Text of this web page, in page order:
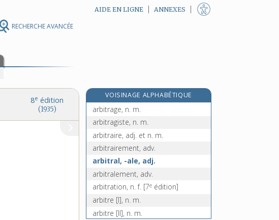
RECHERCHE AVANCÉE
AIDE EN LIGNE ANNEXES
8e édition
(1935)
VOISINAGE ALPHABÉTIQUE
arbalétrier [II], n. m.[7eédition]
arbitrage, n. m.
arbitragiste, n. m.
arbitraire, adj. et n. m.
arbitrairement, adv.
arbitral, -ale, adj.
arbitralement, adv.
arbitration, n. f. [7e édition]
arbitre [I], n. m.
arbitre [II], n. m.